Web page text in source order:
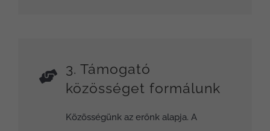
3. Támogató
közösséget formálunk
Közösségünk az erőnk alapja. A